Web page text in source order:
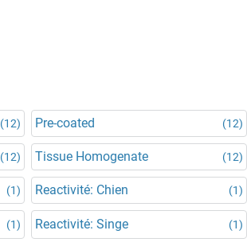
(12) Pre-coated (12)
(12) Tissue Homogenate (12)
(1) Reactivité: Chien (1)
(1) Reactivité: Singe (1)